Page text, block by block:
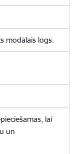
modālais logs.
lai
un